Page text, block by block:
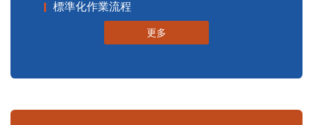
標準化作業流程
更多